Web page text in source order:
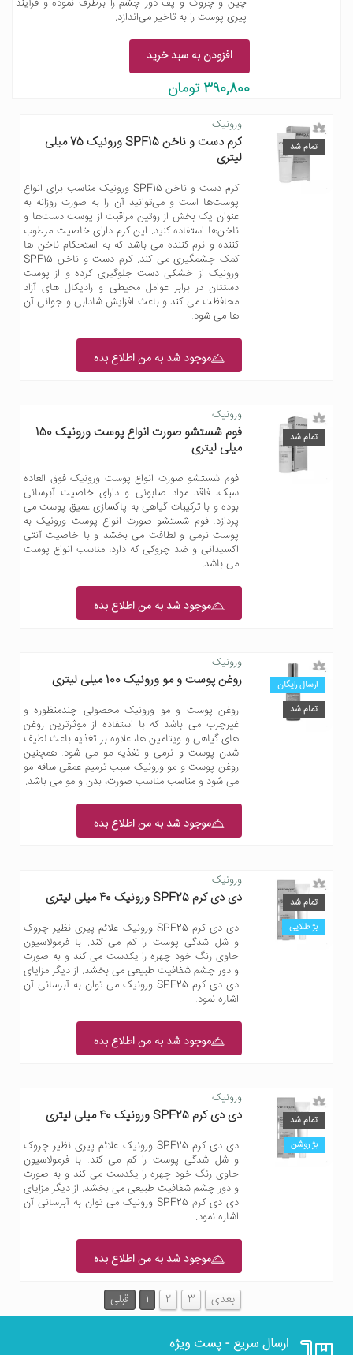
چین و چروک و پف دور چشم را برطرف نموده و فرآیند
پیری پوست را به تاخیر می‌اندازد.
افزودن به سبد خرید
390,800 تومان
تمام شد
ورونیک
کرم دست و ناخن SPF15 ورونیک 75 میلی
لیتری
کرم دست و ناخن SPF15 ورونیک مناسب برای انواع
پوست‌ها است و می‌توانید آن را به صورت روزانه به
عنوان یک بخش از روتین مراقبت از پوست دست‌ها و
ناخن‌ها استفاده کنید. این کرم دارای خاصیت مرطوب
کننده و نرم کننده می باشد که به استحکام ناخن ها
کمک چشمگیری می کند. کرم دست و ناخن SPF15
ورونیک از خشکی دست جلوگیری کرده و از پوست
دستتان در برابر عوامل محیطی و رادیکال های آزاد
محافظت می کند و باعث افزایش شادابی و جوانی آن
ها می شود.
موجود شد به من اطلاع بده
تمام شد
ورونیک
فوم شستشو صورت انواع پوست ورونیک 150
میلی لیتری
فوم شستشو صورت انواع پوست ورونیک فوق العاده
سبک، فاقد مواد صابونی و دارای خاصیت آبرسانی
بوده و با ترکیبات گیاهی به پاکسازی عمیق پوست می
پردازد. فوم شستشو صورت انواع پوست ورونیک به
پوست نرمی و لطافت می بخشد و با خاصیت آنتی
اکسیدانی و ضد چروکی که دارد، مناسب انواع پوست
می باشد.
موجود شد به من اطلاع بده
ارسال رایگان
تمام شد
ورونیک
روغن پوست و مو ورونیک 100 میلی لیتری
روغن پوست و مو ورونیک محصولی چندمنظوره و
غیرچرب می باشد که با استفاده از موثرترین روغن
های گیاهی و ویتامین ها، علاوه بر تغذیه باعث لطیف
شدن پوست و نرمی و تغذیه مو می شود. همچنین
روغن پوست و مو ورونیک سبب ترمیم عمقی ساقه مو
می شود و مناسب مناسب صورت، بدن و مو می باشد.
موجود شد به من اطلاع بده
تمام شد
بژ طلایی
ورونیک
دی دی کرم SPF25 ورونیک 40 میلی لیتری
دی دی کرم SPF25 ورونیک علائم پیری نظیر چروک
و شل شدگی پوست را کم می کند. با فرمولاسیون
حاوی رنگ خود چهره را یکدست می کند و به صورت
و دور چشم شفافیت طبیعی می بخشد. از دیگر مزایای
دی دی کرم SPF25 ورونیک می توان به آبرسانی آن
اشاره نمود.
موجود شد به من اطلاع بده
تمام شد
بژ روشن
ورونیک
دی دی کرم SPF25 ورونیک 40 میلی لیتری
دی دی کرم SPF25 ورونیک علائم پیری نظیر چروک
و شل شدگی پوست را کم می کند. با فرمولاسیون
حاوی رنگ خود چهره را یکدست می کند و به صورت
و دور چشم شفافیت طبیعی می بخشد. از دیگر مزایای
دی دی کرم SPF25 ورونیک می توان به آبرسانی آن
اشاره نمود.
موجود شد به من اطلاع بده
قبلی 1 2 3 بعدی
ارسال سریع - پست ویژه